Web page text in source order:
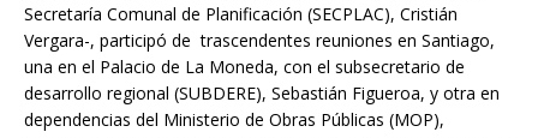
Secretaría Comunal de Planificación (SECPLAC), Cristián
Vergara-, participó de trascendentes reuniones en Santiago,
una en el Palacio de La Moneda, con el subsecretario de
desarrollo regional (SUBDERE), Sebastián Figueroa, y otra en
dependencias del Ministerio de Obras Públicas (MOP),